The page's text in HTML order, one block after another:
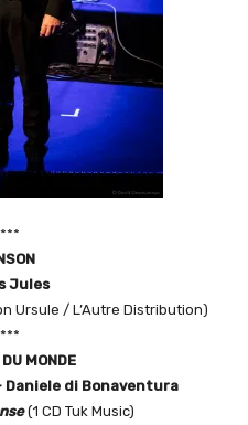
Jules
Ursule / L’Autre Distribution)
MONDE
Daniele di Bonaventura
(1 CD Tuk Music)